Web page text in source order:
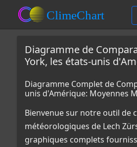
Diagramme de
York, les états-unis
Diagramme Complet de
unis d'Amérique: Moyennes
Bienvenue sur notre outil de
météorologiques de Lech
graphiques complets